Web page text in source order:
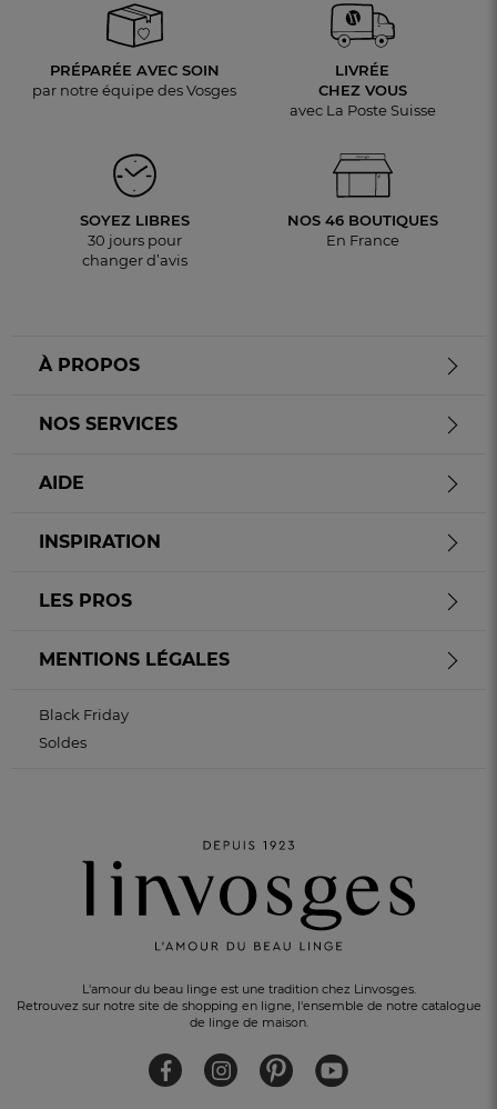
PRÉPARÉE AVEC SOIN
par notre équipe des Vosges
LIVRÉE
CHEZ VOUS
avec La Poste Suisse
SOYEZ LIBRES
30 jours pour
changer d’avis
NOS 46 BOUTIQUES
En France
L'amour du beau linge est une tradition chez Linvosges.
Retrouvez sur notre site de shopping en ligne, l'ensemble de notre catalogue
de linge de maison.
À PROPOS
NOS SERVICES
AIDE
INSPIRATION
LES PROS
MENTIONS LÉGALES
Black Friday
Soldes